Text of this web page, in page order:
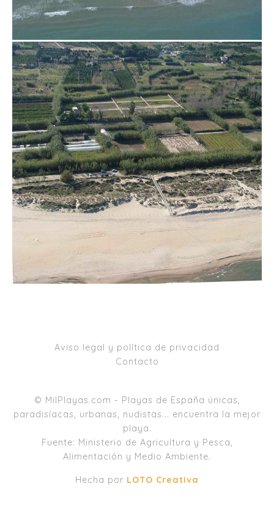
Aviso legal y política de privacidad
Contacto
© MilPlayas.com - Playas de España únicas,
paradisíacas, urbanas, nudistas... encuentra la mejor
playa.
Fuente: Ministerio de Agricultura y Pesca,
Alimentación y Medio Ambiente.
Hecha por LOTO Creativa